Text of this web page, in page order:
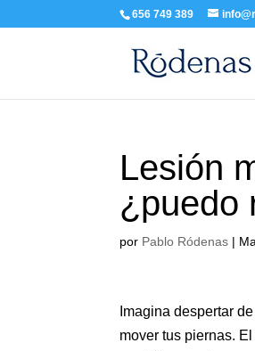
656 749 389
Lesión
¿puedo
por Pablo Ródenas |
Imagina despertar
mover tus piernas.